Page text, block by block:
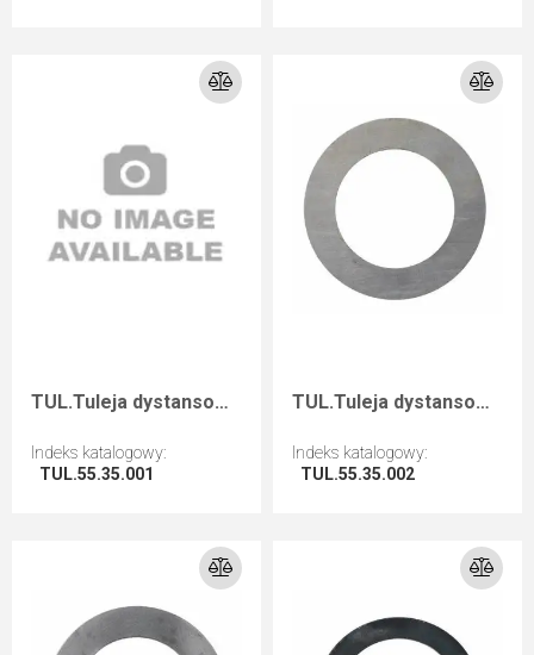
TUL.Tuleja dystansowa D=55 F=35 I=0,1
Indeks katalogowy:
TUL.55.35.001
TUL.Tuleja dystansowa D=55 F=35 I=0,2
Indeks katalogowy:
TUL.55.35.002